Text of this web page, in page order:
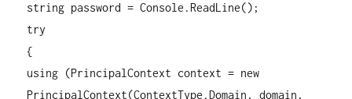
string password = Console.ReadLine();
try
{
using (PrincipalContext context = new
PrincipalContext(ContextType.Domain, domain,